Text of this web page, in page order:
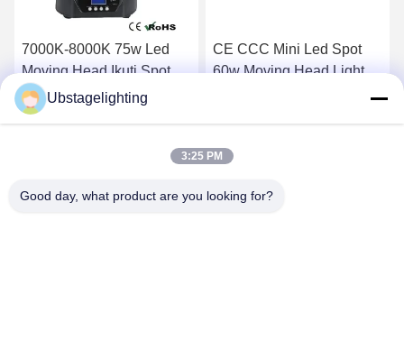
7000K-8000K 75w Led
Moving Head Ikuti Spot
Light Untuk Panggung
CE CCC Mini Led Spot
60w Moving Head Light
Ubstagelighting
3:25 PM
Good day, what product are you looking for?